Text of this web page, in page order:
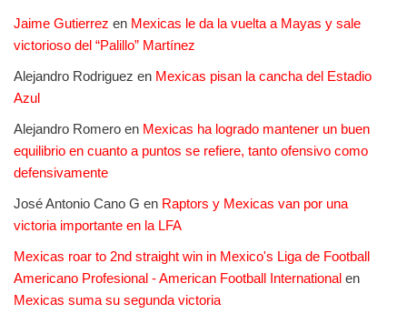
Jaime Gutierrez en Mexicas le da la vuelta a Mayas y sale
victorioso del “Palillo” Martínez
Alejandro Rodriguez en Mexicas pisan la cancha del Estadio
Azul
Alejandro Romero en Mexicas ha logrado mantener un buen
equilibrio en cuanto a puntos se refiere, tanto ofensivo como
defensivamente
José Antonio Cano G en Raptors y Mexicas van por una
victoria importante en la LFA
Mexicas roar to 2nd straight win in Mexico's Liga de Football
Americano Profesional - American Football International en
Mexicas suma su segunda victoria